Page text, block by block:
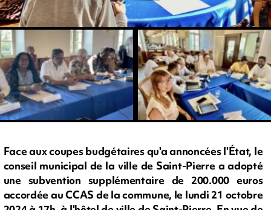
Face aux coupes budgétaires qu'a annoncées l'État, le
conseil municipal de la ville de Saint-Pierre a adopté
une subvention supplémentaire de 200.000 euros
accordée au CCAS de la commune, le lundi 21 octobre